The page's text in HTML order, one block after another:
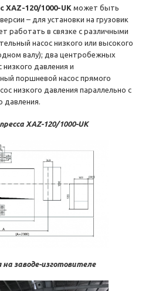
XAZ-120/1000-UK может быть
– для установки на грузовик
работать в связке с различными
насос низкого или высокого
валу); два центробежных
низкого давления и
поршневой насос прямого
низкого давления параллельно с
XAZ-120/1000-UK
заводе-изготовителе